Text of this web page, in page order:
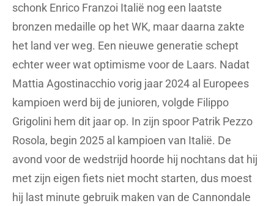
schonk Enrico Franzoi Italië nog een laatste
bronzen medaille op het WK, maar daarna zakte
het land ver weg. Een nieuwe generatie schept
echter weer wat optimisme voor de Laars. Nadat
Mattia Agostinacchio vorig jaar 2024 al Europees
kampioen werd bij de junioren, volgde Filippo
Grigolini hem dit jaar op. In zijn spoor Patrik Pezzo
Rosola, begin 2025 al kampioen van Italië. De
avond voor de wedstrijd hoorde hij nochtans dat hij
met zijn eigen fiets niet mocht starten, dus moest
hij last minute gebruik maken van de Cannondale